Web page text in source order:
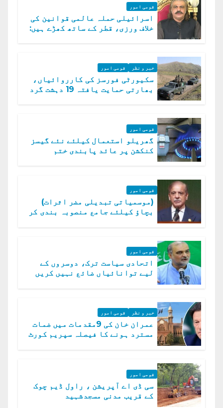
قومی امور
اسرائیلی حملہ عالمی قوانین کی
خلاف ورزی، قطر کے ساتھ کھڑے ہیں:
خبر و نظر قومی امور
سکیورٹی فورسز کی کارروائیاں،
بھارتی حمایت یافتہ 19 دہشت گرد
قومی امور
گھریلو استعمال کیلئے نئے گیسز
کنکشن پر عائد پابندی ختم
قومی امور
(موسمیاتی تبدیلی مضر اثرات)
بچاؤ کیلئے جامع منصوبہ بندی کر
قومی امور
اتحادی سیاست ترک، دوسروں کے
لیے توانائیاں ضائع نہیں کریں
خبر و نظر قومی امور
عمران خان کی 9مقدمات میں ضمات
مسترد ہونے کا فیصلہ سپریم کورٹ
قومی امور
سی ڈی اے آپریشن ، راول ڈیم چوک
کے قریب مدنی مسجدشہید